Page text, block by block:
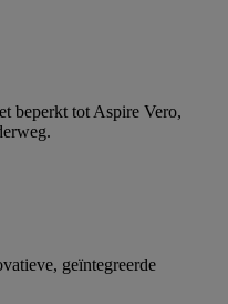
beperkt tot Aspire Vero,
geïntegreerde